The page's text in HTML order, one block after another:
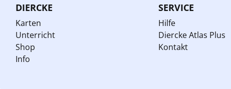
DIERCKE
Karten
Unterricht
Shop
Info
SERVICE
Hilfe
Diercke Atlas Plus
Kontakt